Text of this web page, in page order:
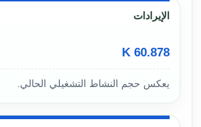
الإيرادات
60.878 K
يعكس حجم النشاط التشغيلي الحالي.